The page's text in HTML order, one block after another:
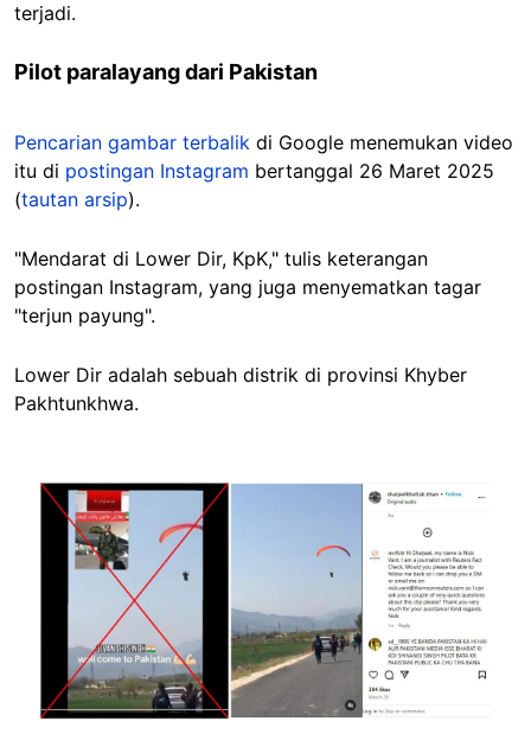
terjadi.
Pilot paralayang dari Pakistan
Pencarian gambar terbalik di Google menemukan video
itu di postingan Instagram bertanggal 26 Maret 2025
(tautan arsip).
"Mendarat di Lower Dir, KpK," tulis keterangan
postingan Instagram, yang juga menyematkan tagar
"terjun payung".
Lower Dir adalah sebuah distrik di provinsi Khyber
Pakhtunkhwa.
Image